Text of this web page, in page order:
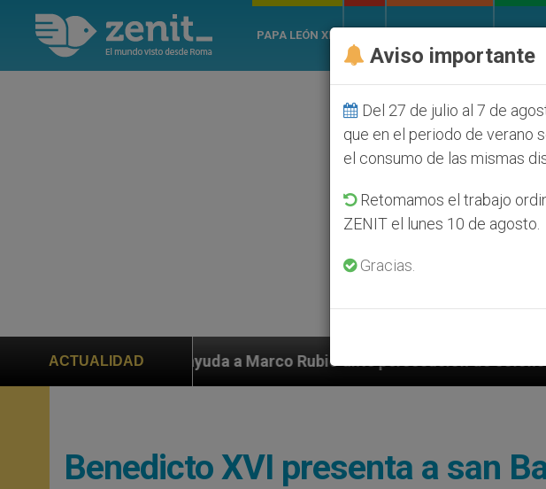
PAPA LEÓN XIV
ACTUALIDAD
ayuda a Marco Rubio ante persecución de colonos judíos que afecta a
Benedicto XVI presenta a san
Aviso importante
Del 27 de julio al 7 de
que en el periodo de verano
el consumo de las mismas
Retomamos el trabajo
ZENIT el lunes 10 de agosto.
Gracias.